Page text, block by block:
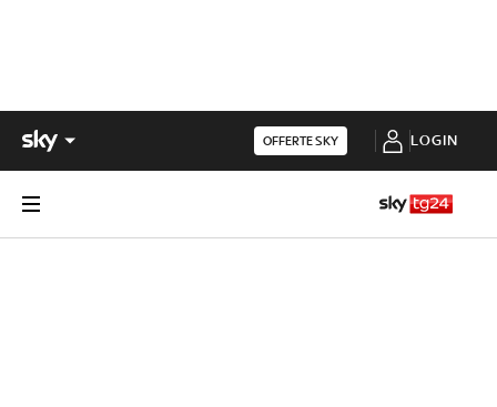
OFFERTE SKY LOGIN